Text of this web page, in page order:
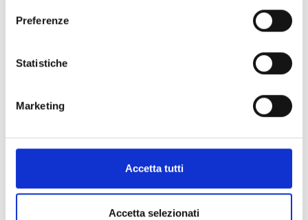
Preferenze
Statistiche
Marketing
Accetta tutti
Accetta selezionati
ancora caldo, sfidandolo con il suo leggendario
attacco!
Se ti è piaciuto prova anche: